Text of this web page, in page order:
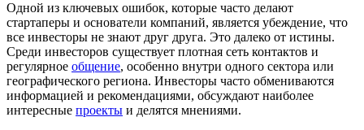
Одной из ключевых ошибок, которые часто делают
стартаперы и основатели компаний, является убеждение, что
все инвесторы не знают друг друга. Это далеко от истины.
Среди инвесторов существует плотная сеть контактов и
регулярное общение, особенно внутри одного сектора или
географического региона. Инвесторы часто обмениваются
информацией и рекомендациями, обсуждают наиболее
интересные проекты и делятся мнениями.